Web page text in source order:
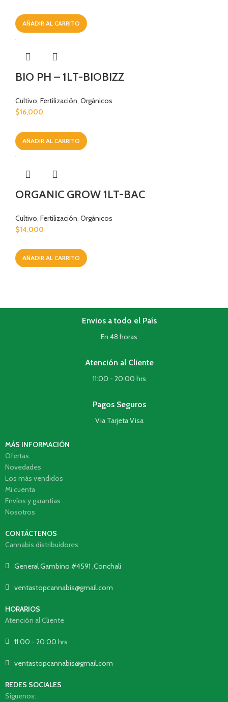
AÑADIR AL CARRITO
BIO PH – 1LT-BIOBIZZ
Cultivo, Fertilización, Orgánicos
$16,000
AÑADIR AL CARRITO
ORGANIC GROW 1LT-BAC
Cultivo Fertilización Orgánicos
$14,000
AÑADIR AL CARRITO
Envios a todo el País
En 48 horas
Atención al Cliente
11:00 - 20:00 hrs
Pagos Seguros
Via Tarjeta Visa
MÁS INFORMACIÓN
Ofertas
Novedades
Los más vendidos
Mi cuenta
Envíos y garantias
Nosotros
CONTÁCTENOS
Cannabis distribuidores
General Gambino #4591 ,Conchalí
ventastopcannabis@gmail.com
HORARIOS
Atención al Cliente
11:00 - 20:00 hrs
ventastopcannabis@gmail.com
REDES SOCIALES
Siguenos: